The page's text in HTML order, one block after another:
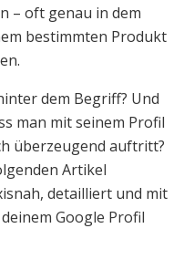
– oft genau in dem
bestimmten Produkt
dem Begriff? Und
man mit seinem Profil
überzeugend auftritt?
Artikel
detailliert und mit
Google Profil